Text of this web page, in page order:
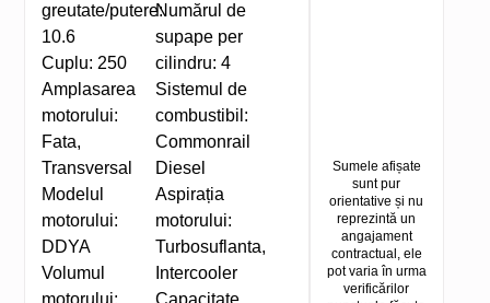
greutate/putere:
10.6
Cuplu: 250
Amplasarea
motorului:
Fata,
Transversal
Modelul
motorului:
DDYA
Volumul
motorului:
Numărul de
supape per
cilindru:4
Sistemul de
combustibil:
Commonrail
Diesel
Aspirația
motorului:
Turbosuflanta,
Intercooler
Capacitate
Sumele afișate
sunt pur
orientative și nu
reprezintă un
angajament
contractual, ele
pot varia în urma
verificărilor